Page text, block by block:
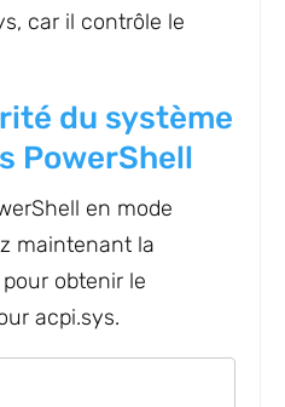
car il contrôle le
du système
PowerShell
en mode
maintenant la
obtenir le
acpi.sys.